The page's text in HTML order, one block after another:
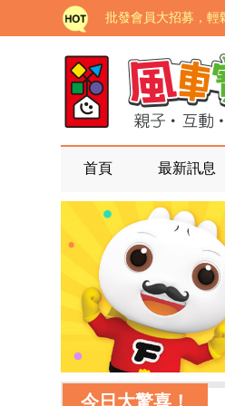
批發會員大招募，輕
如需更改或重開發票
老師您好!!幼教會員
海外購物免煩惱！點
家長樂了!「風車書
批發會員大招募，輕
如需更改或重開發
老師您好!!幼教會員
海外購物免煩惱！點
首頁 最新訊息
今日大驚喜！